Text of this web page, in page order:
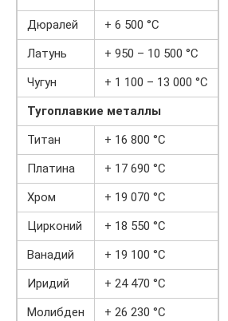
Дюралей
+ 6 500 °C
Латунь
+ 950 – 10 500 °C
Чугун
+ 1 100 – 13 000 °C
Тугоплавкие металлы
Титан
+ 16 800 °C
Платина
+ 17 690 °C
Хром
+ 19 070 °C
Цирконий
+ 18 550 °C
Ванадий
+ 19 100 °C
Иридий
+ 24 470 °C
Молибден
+ 26 230 °C